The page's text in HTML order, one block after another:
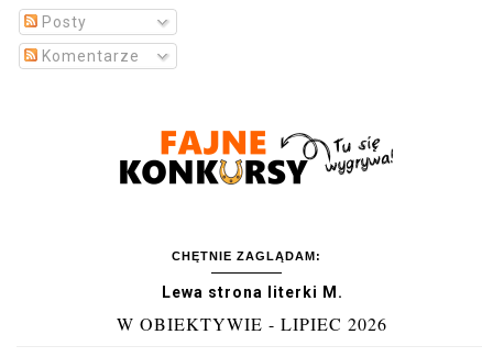
Posty
Komentarze
CHĘTNIE ZAGLĄDAM:
Lewa strona literki M.
W OBIEKTYWIE - LIPIEC 2026